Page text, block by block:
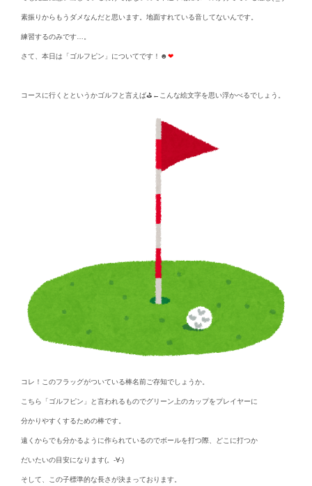
素振りからもうダメなんだと思います。地面すれている音してないんです。
練習するのみです…。
さて、本日は「ゴルフピン」についてです！☻❤
コースに行くとというかゴルフと言えば⛳←こんな絵文字を思い浮かべるでしょう。
コレ！このフラッグがついている棒名前ご存知でしょうか。
こちら「ゴルフピン」と言われるものでグリーン上のカップをプレイヤーに
分かりやすくするための棒です。
遠くからでも分かるように作られているのでボールを打つ際、どこに打つか
だいたいの目安になります(。-∀-)
そして、この子標準的な長さが決まっております。